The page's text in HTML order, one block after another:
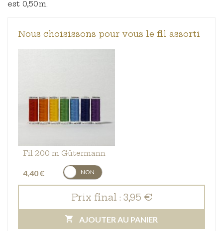
est 0,50m.
Nous choisissons pour vous le fil assorti
Fil 200 m Gütermann
4,40 €
OUI NON
Prix final : 3,95 €
AJOUTER AU PANIER